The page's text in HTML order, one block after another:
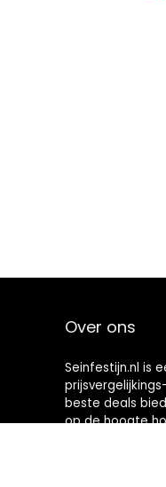
Over ons
Seinfestijn.nl is
beste deals
op de hoogte